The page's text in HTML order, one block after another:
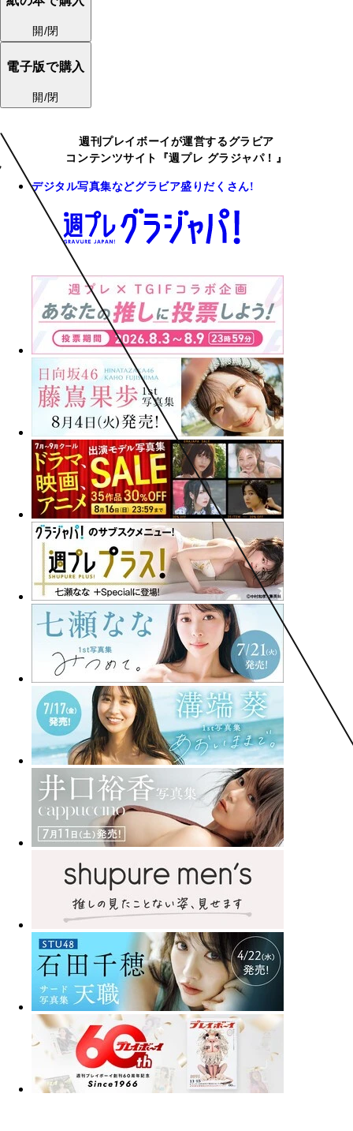
開/閉
電子版で購入
開/閉
週刊プレイボーイが運営するグラビア
コンテンツサイト『週プレ グラジャパ！』
デジタル写真集などグラビア盛りだくさん!